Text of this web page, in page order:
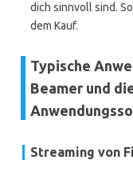
dich sinnvoll sind.
dem Kauf.
Typische
Beamer und
Streaming von